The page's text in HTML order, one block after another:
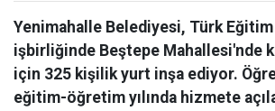
Yenimahalle Belediyesi, Türk Eğitim
işbirliğinde Beştepe Mahallesi'nde
için 325 kişilik yurt inşa ediyor.
eğitim-öğretim yılında hizmete